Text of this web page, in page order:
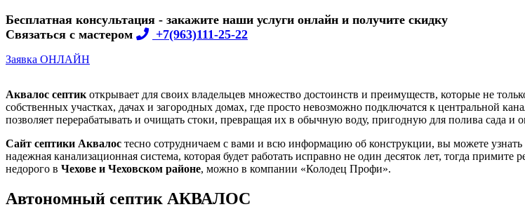
Бесплатная консультация - закажите наши услуги онлайн и получите скидку
Связаться с мастером
+7(963)111-25-22
Заявка ОНЛАЙН
Аквалос септик открывает для своих владельцев множество достоинств и преимуществ, которые не
собственных участках, дачах и загородных домах, где просто невозможно подключатся к центральной
позволяет перерабатывать и очищать стоки, превращая их в обычную воду, пригодную для полива сада и
Сайт септики Аквалос тесно сотрудничаем с вами и всю информацию об конструкции, вы можете
надежная канализационная система, которая будет работать исправно не один десяток лет, тогда примите
недорого в Чехове и Чеховском районе, можно в компании «Колодец Профи».
Автономный септик АКВАЛОС